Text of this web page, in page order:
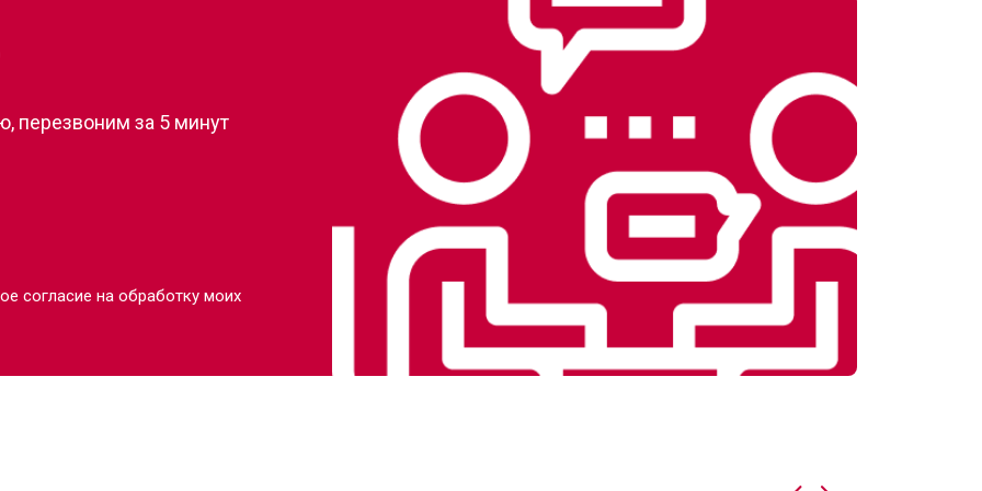
от 110 мин от 3900 ₽ Заказать
Заказать
от 130 мин от 4800 ₽ Заказать
перезвоним за 5 минут
согласие на обработку моих